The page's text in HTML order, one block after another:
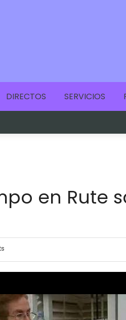
DIRECTOS SERVICIOS
en Rute